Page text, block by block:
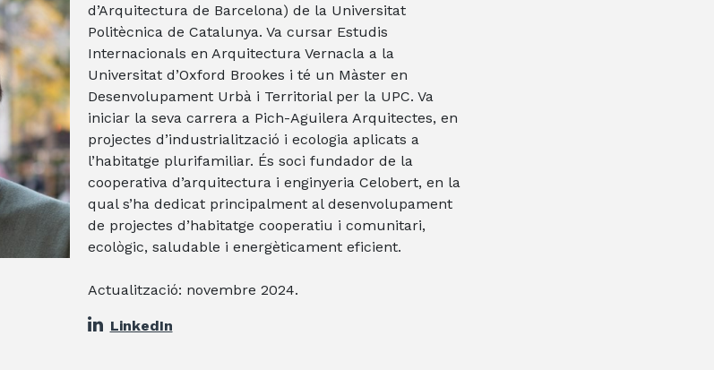
d’Arquitectura de Barcelona) de la Universitat
Politècnica de Catalunya. Va cursar Estudis
Internacionals en Arquitectura Vernacla a la
Universitat d’Oxford Brookes i té un Màster en
Desenvolupament Urbà i Territorial per la UPC. Va
iniciar la seva carrera a Pich-Aguilera Arquitectes, en
projectes d’industrialització i ecologia aplicats a
l’habitatge plurifamiliar. És soci fundador de la
cooperativa d’arquitectura i enginyeria Celobert, en la
qual s’ha dedicat principalment al desenvolupament
de projectes d’habitatge cooperatiu i comunitari,
ecològic, saludable i energèticament eficient.
Actualització: novembre 2024.
LinkedIn